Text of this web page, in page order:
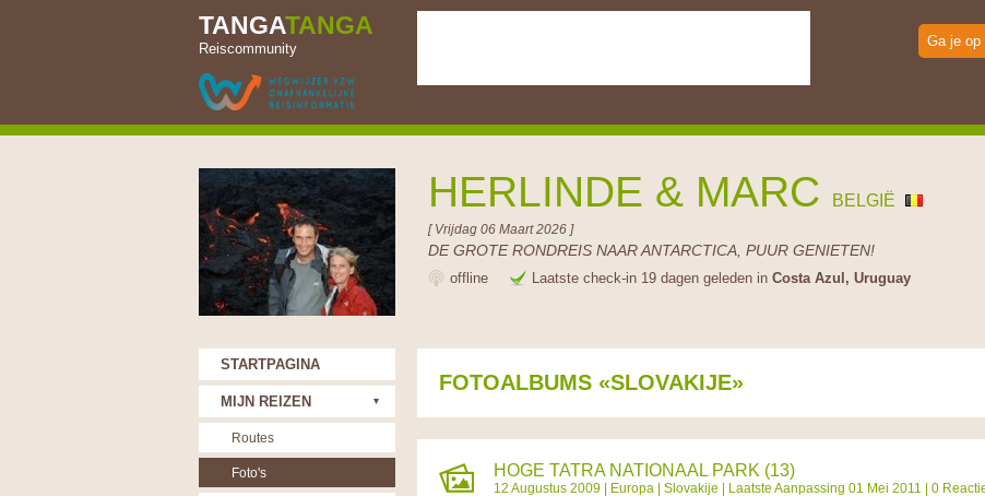
TANGATANGA
Reiscommunity Ga je op
HERLINDE & MARC BELGIË
[ Vrijdag 06 Maart 2026 ]
DE GROTE RONDREIS NAAR ANTARCTICA, PUUR GENIETEN!
offline Laatste check-in 19 dagen geleden in Costa Azul, Uruguay
FOTOALBUMS «SLOVAKIJE»
HOGE TATRA NATIONAAL PARK (13)
12 Augustus 2009 | Europa | Slovakije | Laatste Aanpassing 01 Mei 2011 | 0
STARTPAGINA
MIJN REIZEN
Routes
Foto's